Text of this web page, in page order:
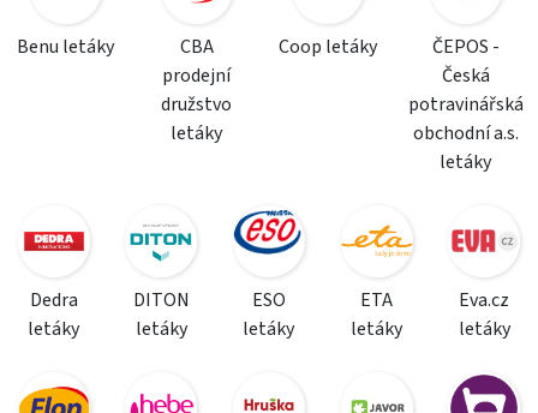
Benu letáky
CBA
prodejní
družstvo
letáky
Coop letáky
ČEPOS -
Česká
potravinářská
obchodní a.s.
letáky
Dedra
letáky
DITON
letáky
ESO
letáky
ETA
letáky
Eva.cz
letáky